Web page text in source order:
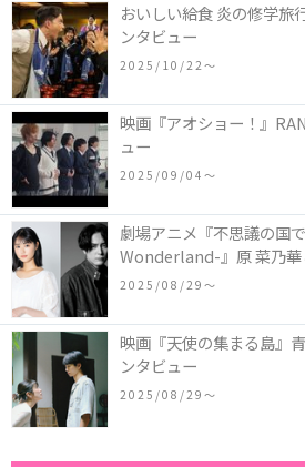
おいしい給食 炎の修学
ンタビュー
2025/10/22〜
映画『アオショー！』
ュー
2025/09/04〜
劇場アニメ『不思議の国
Wonderland-』原 菜乃華
ュー
2025/08/29〜
映画『天使の集まる島』
ンタビュー
2025/08/29〜